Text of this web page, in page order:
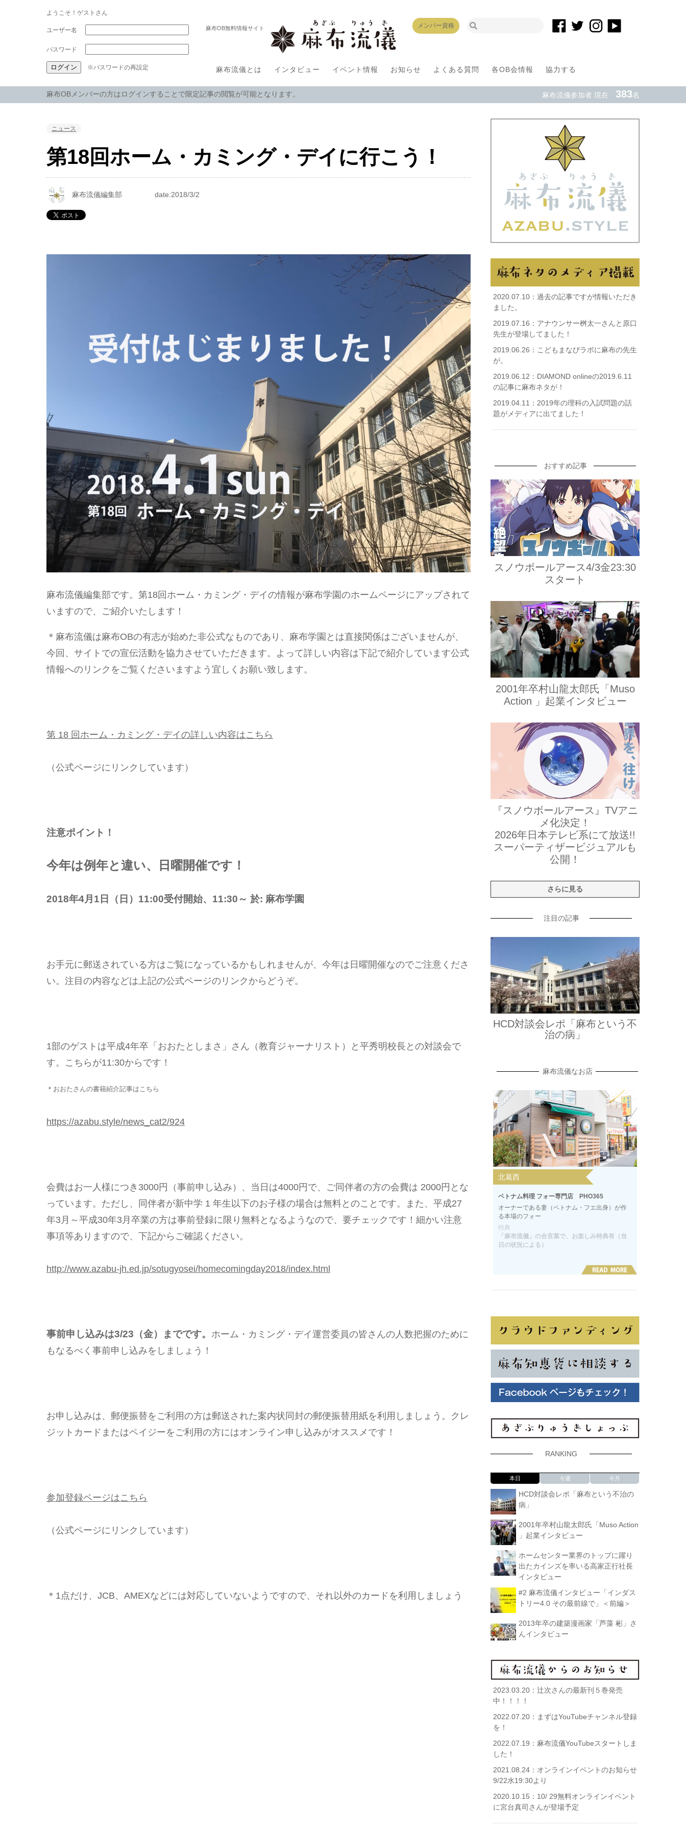
ようこそ！ゲストさん
パスワード
※パスワードの再設定
麻布OB無料情報サイト メンバー資格
麻布流儀とは インタビュー イベント情報 お知らせ よくある質問 各OB会情報 協力する
麻布OBメンバーの方はログインすることで限定記事の閲覧が可能となります。 麻布流儀参加者 現在 383名
ニュース
第18回ホーム・カミング・デイに行こう！
麻布流儀編集部 date:2018/3/2
麻布流儀編集部です。第18回ホーム・カミング・デイの情報が麻布学園のホームページにアップされて
いますので、ご紹介いたします！
＊麻布流儀は麻布OBの有志が始めた非公式なものであり、麻布学園とは直接関係はございませんが、
今回、サイトでの宣伝活動を協力させていただきます。よって詳しい内容は下記で紹介しています公式
情報へのリンクをご覧くださいますよう宜しくお願い致します。
第 18 回ホーム・カミング・デイの詳しい内容はこちら
（公式ページにリンクしています）
注意ポイント！
今年は例年と違い、日曜開催です！
2018年4月1日（日）11:00受付開始、11:30～ 於: 麻布学園
お手元に郵送されている方はご覧になっているかもしれませんが、今年は日曜開催なのでご注意くださ
い。注目の内容などは上記の公式ページのリンクからどうぞ。
1部のゲストは平成4年卒「おおたとしまさ」さん（教育ジャーナリスト）と平秀明校長との対談会で
す。こちらが11:30からです！
＊おおたさんの書籍紹介記事はこちら
https://azabu.style/news_cat2/924
会費はお一人様につき3000円（事前申し込み）、当日は4000円で、ご同伴者の方の会費は 2000円とな
っています。ただし、同伴者が新中学 1 年生以下のお子様の場合は無料とのことです。また、平成27
年3月～平成30年3月卒業の方は事前登録に限り無料となるようなので、要チェックです！細かい注意
事項等ありますので、下記からご確認ください。
http://www.azabu-jh.ed.jp/sotugyosei/homecomingday2018/index.html
事前申し込みは3/23（金）までです。 ホーム・カミング・デイ運営委員の皆さんの人数把握のために
もなるべく事前申し込みをしましょう！
お申し込みは、郵便振替をご利用の方は郵送された案内状同封の郵便振替用紙を利用しましょう。クレ
ジットカードまたはペイジーをご利用の方にはオンライン申し込みがオススメです！
参加登録ページはこちら
（公式ページにリンクしています）
＊1点だけ、JCB、AMEXなどには対応していないようですので、それ以外のカードを利用しましょう
2020.07.10： 過去の記事ですが情報いただき
ました。
2019.07.16： アナウンサー桝太一さんと原口
先生が登場してました！
2019.06.26： こどもまなびラボに麻布の先生
が。
2019.06.12： DIAMOND onlineの2019.6.11
の記事に麻布ネタが！
2019.04.11： 2019年の理科の入試問題の話
題がメディアに出てました！
おすすめ記事
スノウボールアース4/3金23:30
スタート
2001年卒村山龍太郎氏「Muso
Action 」起業インタビュー
『スノウボールアース』TVアニ
メ化決定！
2026年日本テレビ系にて放送!!
スーパーティザービジュアルも
公開！
さらに見る
注目の記事
HCD対談会レポ「麻布という不
治の病」
麻布流儀なお店
北葛西
ベトナム料理 フォー専門店 PHO365
オーナーである妻（ベトナム・フエ出身）が作
る本場のフォー
特典
「麻布流儀」の合言葉で、お楽しみ特典有（当
日の状況による）
RANKING
本日 今週 今月
HCD対談会レポ「麻布という不治の
病」
2001年卒村山龍太郎氏「Muso Action
」起業インタビュー
ホームセンター業界のトップに躍り
出たカインズを率いる高家正行社長
インタビュー
#2 麻布流儀インタビュー「インダス
トリー4.0 その最前線で」＜前編＞
2013年卒の建築漫画家「芦藻 彬」さ
んインタビュー
2023.03.20： 辻次さんの最新刊５巻発売
中！！！！
2022.07.20： まずはYouTubeチャンネル登録
を！
2022.07.19： 麻布流儀YouTubeスタートしま
した！
2021.08.24： オンラインイベントのお知らせ
9/22水19:30より
2020.10.15： 10/ 29無料オンラインイベント
に宮台真司さんが登場予定